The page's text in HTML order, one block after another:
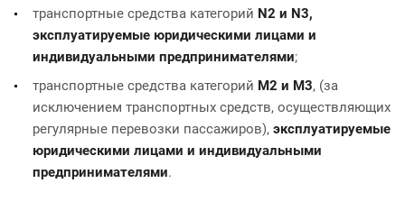
транспортные средства категорий N2 и N3,
эксплуатируемые юридическими лицами и
индивидуальными предпринимателями;
транспортные средства категорий М2 и М3, (за
исключением транспортных средств, осуществляющих
регулярные перевозки пассажиров), эксплуатируемые
юридическими лицами и индивидуальными
предпринимателями.